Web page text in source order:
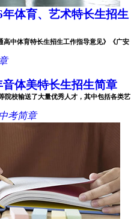
体育、艺术特长生招生
中体育特长生招生工作指导意见》《广安
体美特长生招生简章
院校输送了大量优秀人才，其中包括各类艺
考简章